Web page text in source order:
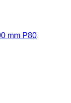
mm P80